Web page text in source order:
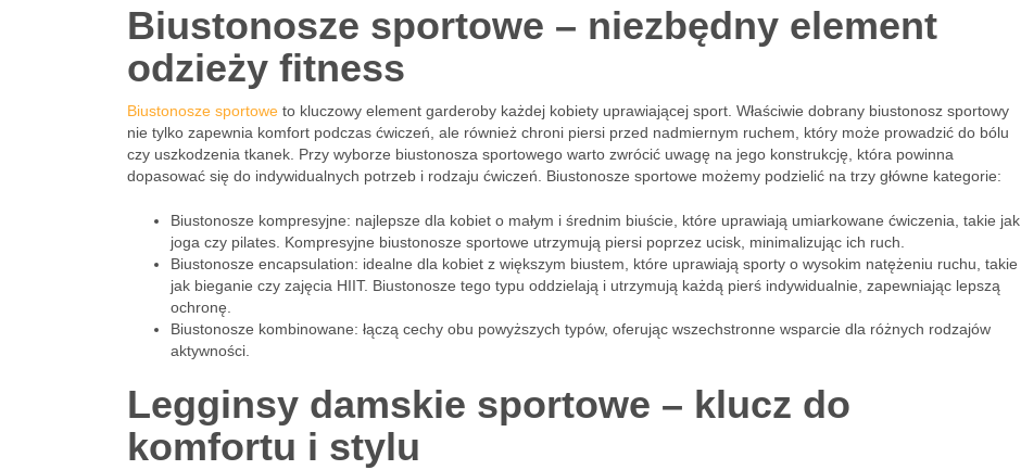
Biustonosze sportowe – niezbędny element
odzieży fitness
Biustonosze sportowe to kluczowy element garderoby każdej kobiety uprawiającej sport. Właściwie dobrany biustonosz sportowy
nie tylko zapewnia komfort podczas ćwiczeń, ale również chroni piersi przed nadmiernym ruchem, który może prowadzić do bólu
czy uszkodzenia tkanek. Przy wyborze biustonosza sportowego warto zwrócić uwagę na jego konstrukcję, która powinna
dopasować się do indywidualnych potrzeb i rodzaju ćwiczeń. Biustonosze sportowe możemy podzielić na trzy główne kategorie:
Biustonosze kompresyjne: najlepsze dla kobiet o małym i średnim biuście, które uprawiają umiarkowane ćwiczenia, takie jak
joga czy pilates. Kompresyjne biustonosze sportowe utrzymują piersi poprzez ucisk, minimalizując ich ruch.
Biustonosze encapsulation: idealne dla kobiet z większym biustem, które uprawiają sporty o wysokim natężeniu ruchu, takie
jak bieganie czy zajęcia HIIT. Biustonosze tego typu oddzielają i utrzymują każdą pierś indywidualnie, zapewniając lepszą
ochronę.
Biustonosze kombinowane: łączą cechy obu powyższych typów, oferując wszechstronne wsparcie dla różnych rodzajów
aktywności.
Legginsy damskie sportowe – klucz do
komfortu i stylu